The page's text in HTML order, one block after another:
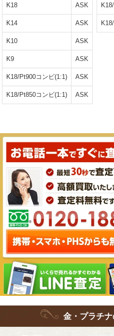
K18 ASK
K14 ASK
K10 ASK
K9 ASK
K18/Pt900コンビ(1:1) ASK
K18/Pt850コンビ(1:1) ASK
金・プラチナ